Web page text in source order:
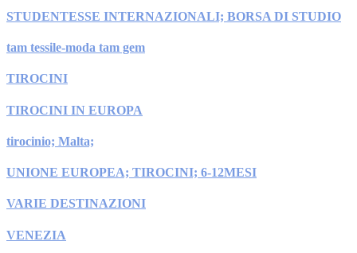
STUDENTESSE INTERNAZIONALI; BORSA DI STUDIO
tam tessile-moda tam gem
TIROCINI
TIROCINI IN EUROPA
tirocinio; Malta;
UNIONE EUROPEA; TIROCINI; 6-12MESI
VARIE DESTINAZIONI
VENEZIA